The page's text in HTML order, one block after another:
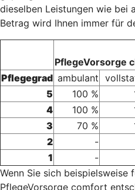
dieselben Leistungen wie bei
Betrag wird Ihnen immer für
PflegeVorsorge
Pflegegrad ambulant
5
100 %
4
100 %
3
70 %
2
-
1
-
Wenn Sie sich beispielsweise
PflegeVorsorge comfort